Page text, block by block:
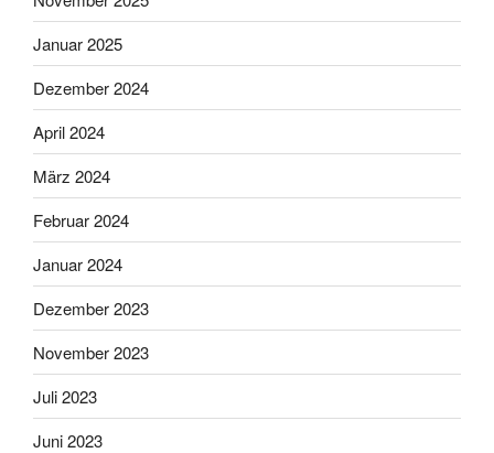
Januar 2025
Dezember 2024
April 2024
März 2024
Februar 2024
Januar 2024
Dezember 2023
November 2023
Juli 2023
Juni 2023